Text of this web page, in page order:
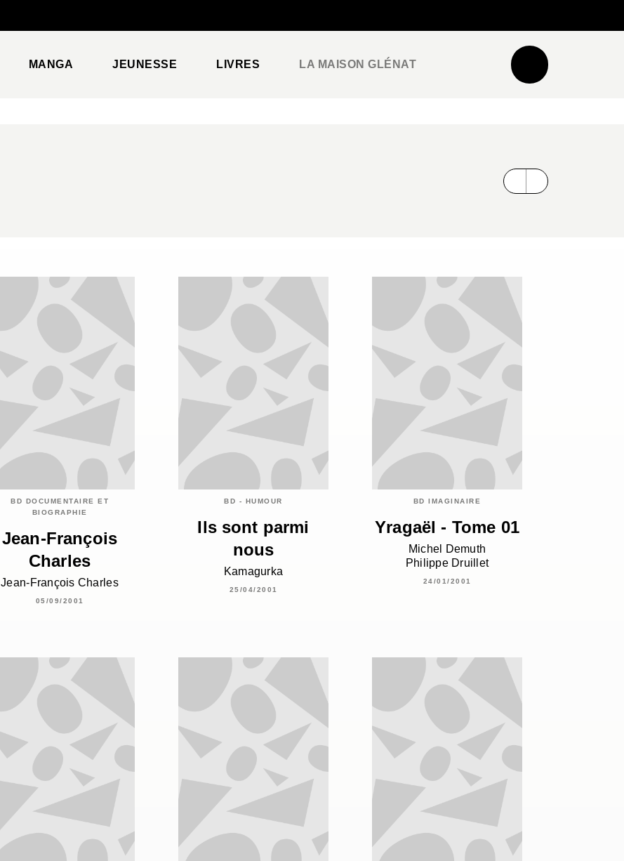
MANGA JEUNESSE LIVRES LA MAISON GLÉNAT
BD DOCUMENTAIRE ET
BIOGRAPHIE
Jean-François
Charles
Jean-François Charles
05/09/2001
BD - HUMOUR
Ils sont parmi
nous
Kamagurka
25/04/2001
BD IMAGINAIRE
Yragaël - Tome 01
Michel Demuth
Philippe Druillet
24/01/2001